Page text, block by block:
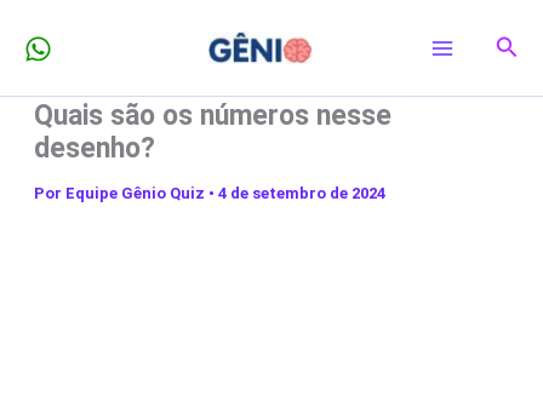
para
conteúdo
Quais são os números nesse
desenho?
Por Equipe Gênio Quiz • 4 de setembro de 2024